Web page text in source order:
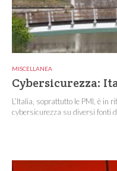
MISCELLANEA
Cybersicurezza:
L’Italia, soprattutto le PMI, è in
cybersicurezza su diversi fonti